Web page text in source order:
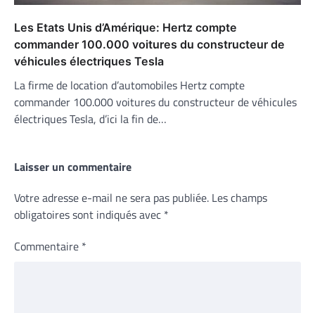
Les Etats Unis d’Amérique: Hertz compte
commander 100.000 voitures du constructeur de
véhicules électriques Tesla
La firme de location d’automobiles Hertz compte
commander 100.000 voitures du constructeur de véhicules
électriques Tesla, d’ici la fin de…
Laisser un commentaire
Votre adresse e-mail ne sera pas publiée. Les champs
obligatoires sont indiqués avec *
Commentaire *